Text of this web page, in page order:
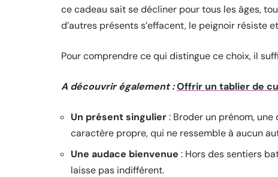
ce cadeau sait se décliner pour tous les âges,
d’autres présents s’effacent, le peignoir résiste
Pour comprendre ce qui distingue ce choix, il
A découvrir également :Offrir un tablier de
Un présent singulier: Broder un prénom,
caractère propre, qui ne ressemble à aucun
Une audace bienvenue : Hors des sentiers
laisse pas indifférent.